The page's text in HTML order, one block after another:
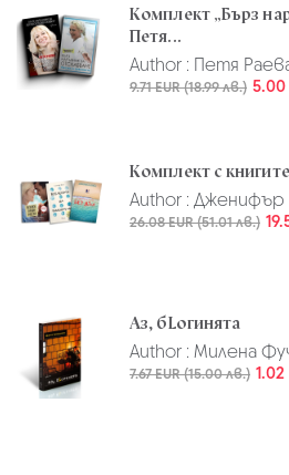
Комплект „Бърз
Петя...
Author : Петя
9.71 EUR (18.99 лв.) 5.00
Комплект с
Author : Дженифър
26.08 EUR (51.01 лв.)
Аз, бLогинята
Author : Милена
7.67 EUR (15.00 лв.) 1.02